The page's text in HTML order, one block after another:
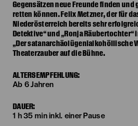
Gegensätzen neue Freunde finden
retten können. Felix Metzner, der für
Niederösterreich bereits sehr
Detektive“ und „Ronja
„Der satanarchäolügenialkohöllische
Theaterzauber auf die Bühne.
ALTERSEMPFEHLUNG:
Ab 6 Jahren
DAUER:
1 h 35 min inkl. einer Pause